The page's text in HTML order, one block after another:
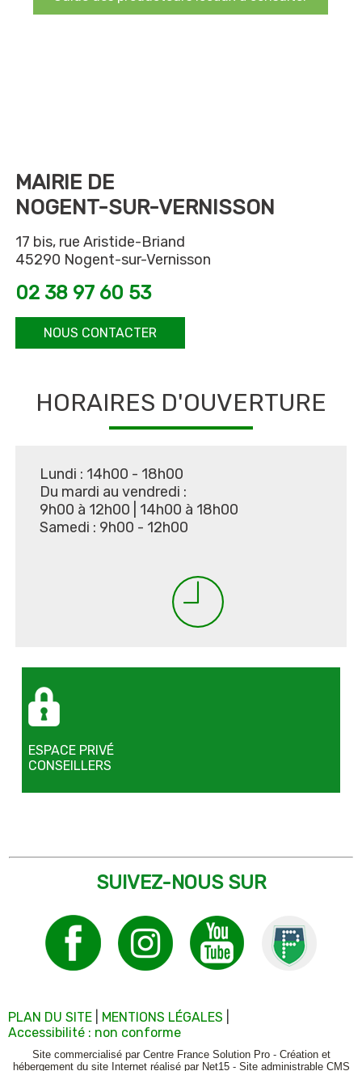
MAIRIE DE
NOGENT-SUR-VERNISSON
17 bis, rue Aristide-Briand
45290 Nogent-sur-Vernisson
02 38 97 60 53
NOUS CONTACTER
HORAIRES D'OUVERTURE
Lundi : 14h00 - 18h00
Du mardi au vendredi :
9h00 à 12h00
14h00 à 18h00
Samedi : 9h00 - 12h00
ESPACE PRIVÉ
CONSEILLERS
SUIVEZ-NOUS SUR
PLAN DU SITE
MENTIONS LÉGALES
Accessibilité : non conforme
Site commercialisé par Centre France Solution Pro- Création et
hébergement du site Internet réalisé par Net15- Site administrable CMS